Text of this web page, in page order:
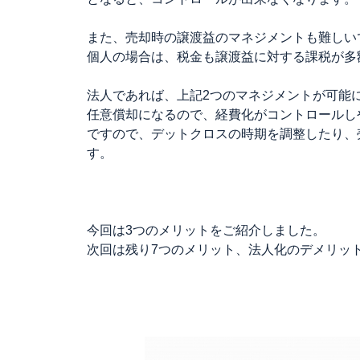
また、売却時の譲渡益のマネジメントも難しい
個人の場合は、税金も譲渡益に対する課税が
法人であれば、上記2つのマネジメントが可能
任意償却になるので、経費化がコントロール
ですので、デットクロスの時期を調整したり
す。
今回は3つのメリットをご紹介しました。
次回は残り7つのメリット、法人化のデメリッ